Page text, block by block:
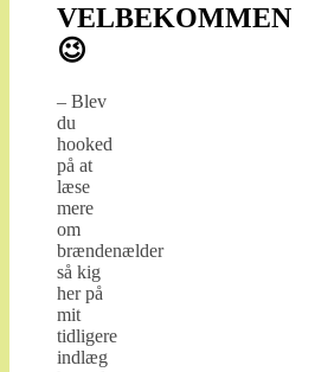
VELBEKOMMEN
😉
– Blev
du
hooked
på at
læse
mere
om
brændenælder
så kig
her på
mit
tidligere
indlæg